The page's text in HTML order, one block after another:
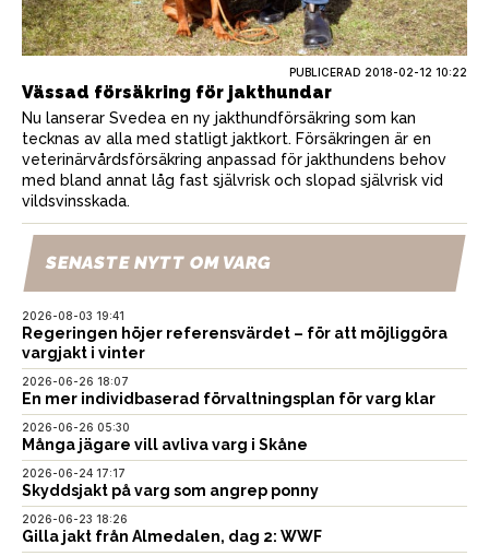
PUBLICERAD 2018-02-12 10:22
Vässad försäkring för jakthundar
Nu lanserar Svedea en ny jakthundförsäkring som kan
tecknas av alla med statligt jaktkort. Försäkringen är en
veterinärvårdsförsäkring anpassad för jakthundens behov
med bland annat låg fast självrisk och slopad självrisk vid
vildsvinsskada.
SENASTE NYTT OM VARG
2026-08-03 19:41
Regeringen höjer referensvärdet – för att möjliggöra
vargjakt i vinter
2026-06-26 18:07
En mer individbaserad förvaltningsplan för varg klar
2026-06-26 05:30
Många jägare vill avliva varg i Skåne
2026-06-24 17:17
Skyddsjakt på varg som angrep ponny
2026-06-23 18:26
Gilla jakt från Almedalen, dag 2: WWF